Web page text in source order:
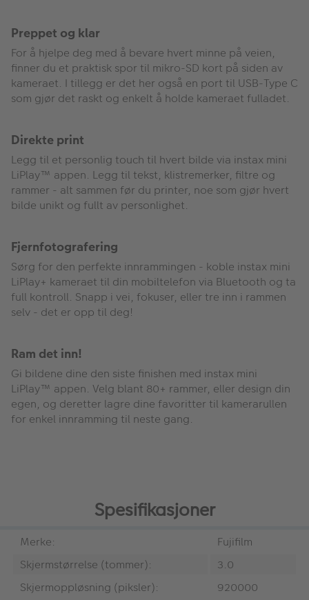
Preppet og klar
For å hjelpe deg med å bevare hvert minne på veien,
finner du et praktisk spor til mikro-SD kort på siden av
kameraet. I tillegg er det her også en port til USB-Type C
som gjør det raskt og enkelt å holde kameraet fulladet.
Direkte print
Legg til et personlig touch til hvert bilde via instax mini
LiPlay™ appen. Legg til tekst, klistremerker, filtre og
rammer - alt sammen før du printer, noe som gjør hvert
bilde unikt og fullt av personlighet.
Fjernfotografering
Sørg for den perfekte innrammingen - koble instax mini
LiPlay+ kameraet til din mobiltelefon via Bluetooth og ta
full kontroll. Snapp i vei, fokuser, eller tre inn i rammen
selv - det er opp til deg!
Ram det inn!
Gi bildene dine den siste finishen med instax mini
LiPlay™ appen. Velg blant 80+ rammer, eller design din
egen, og deretter lagre dine favoritter til kamerarullen
for enkel innramming til neste gang.
Spesifikasjoner
Merke:
Fujifilm
Skjermstørrelse (tommer):
3.0
Skjermoppløsning (piksler):
920000